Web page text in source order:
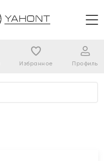
Избранное Профиль